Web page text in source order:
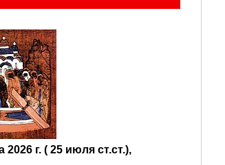
2026 г. ( 25 июля ст.ст.),